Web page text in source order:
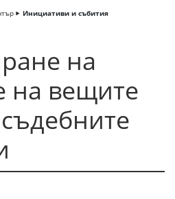
Инициативи и събития
на
на вещите